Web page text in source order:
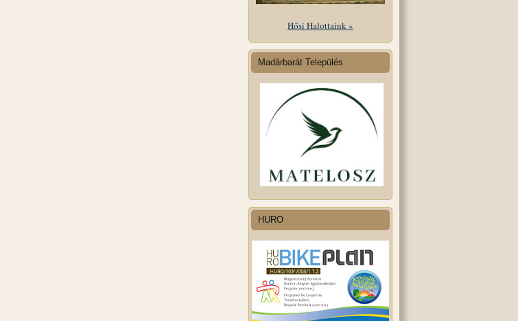
Hősi Halottaink »
Madárbarát Település
HURO